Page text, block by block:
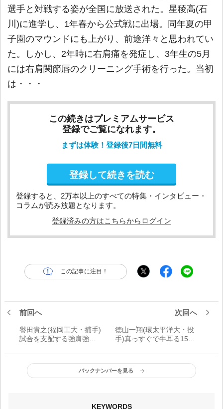
選手と対戦する姿が全国に放送された。星稜高(石
川)に進学し、1年春から公式戦に出場。同年夏の甲
子園のマウンドにも上がり、前途洋々と思われてい
た。しかし、2年時に右肩痛を発症し、3年生の5月
には右肩関節唇のクリーニング手術を行った。当初
は・・・
この続きはプレミアムサービス
登録でご覧になれます。
まずは体験！登録後7日間無料
登録して続きを読む
登録すると、2万本以上のすべての特集・インタビュー・
コラムが読み放題となります。
登録済みの方はこちらからログイン
この記事に注目！
前回へ
譽田貴之(福岡工大・捕手)
試合を支配する強肩強打
活躍する。球界を代表す
るような捕手になりた
い」
次回へ
徳山一翔(環太平洋大・投
手)真っすぐで牛耳る153
プロへ行きたい」
バックナンバーを見る
KEYWORDS